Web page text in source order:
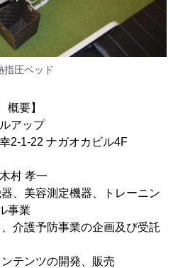
指圧ベッド
概要】
アップ
2-1-22 ナガオカビル4F
村 孝一
、美容測定機器、トレーニン
事業
予防事業の企画及び受託
ツの開発、販売